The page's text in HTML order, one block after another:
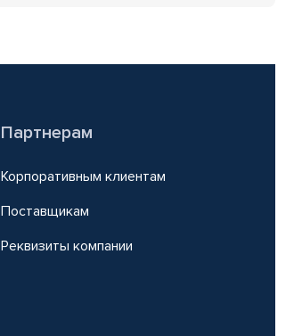
Партнерам
Корпоративным клиентам
Поставщикам
Реквизиты компании